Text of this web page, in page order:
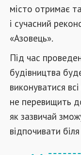
місто отримає
і сучасний
«Азовець».
Під час
будівництва
виконуватися
не перевищить
як зазвичай
відпочивати